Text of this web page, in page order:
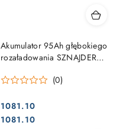
Akumulator 95Ah głębokiego
rozaładowania SZNAJDER
(0)
Cena:
1081.10
Cena:
1081.10